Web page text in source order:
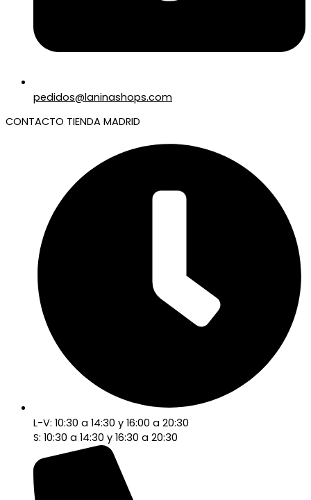
pedidos@laninashops.com
CONTACTO TIENDA MADRID
L-V: 10:30 a 14:30 y 16:00 a 20:30
S: 10:30 a 14:30 y 16:30 a 20:30